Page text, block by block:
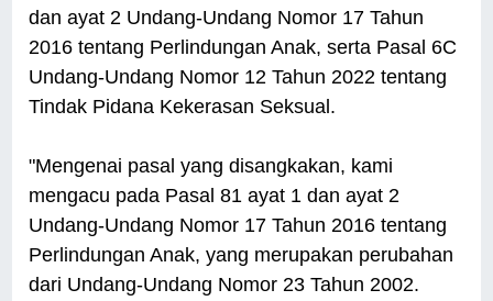
dan ayat 2 Undang-Undang Nomor 17 Tahun
2016 tentang Perlindungan Anak, serta Pasal 6C
Undang-Undang Nomor 12 Tahun 2022 tentang
Tindak Pidana Kekerasan Seksual.
"Mengenai pasal yang disangkakan, kami
mengacu pada Pasal 81 ayat 1 dan ayat 2
Undang-Undang Nomor 17 Tahun 2016 tentang
Perlindungan Anak, yang merupakan perubahan
dari Undang-Undang Nomor 23 Tahun 2002.